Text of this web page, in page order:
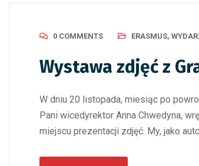
0 COMMENTS ERASMUS,
Wystawa zdjęć z
W dniu 20 listopada, miesiąc po
Pani wicedyrektor Anna Chwedyna,
miejscu prezentacji zdjęć. My, jako